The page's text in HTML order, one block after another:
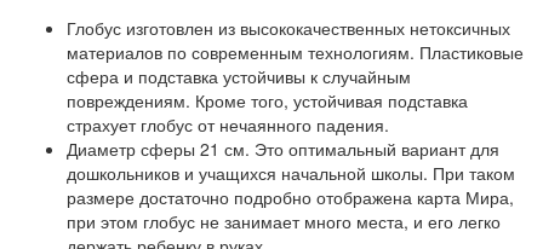
Глобус изготовлен из высококачественных нетоксичных
материалов по современным технологиям. Пластиковые
сфера и подставка устойчивы к случайным
повреждениям. Кроме того, устойчивая подставка
страхует глобус от нечаянного падения.
Диаметр сферы 21 см. Это оптимальный вариант для
дошкольников и учащихся начальной школы. При таком
размере достаточно подробно отображена карта Мира,
при этом глобус не занимает много места, и его легко